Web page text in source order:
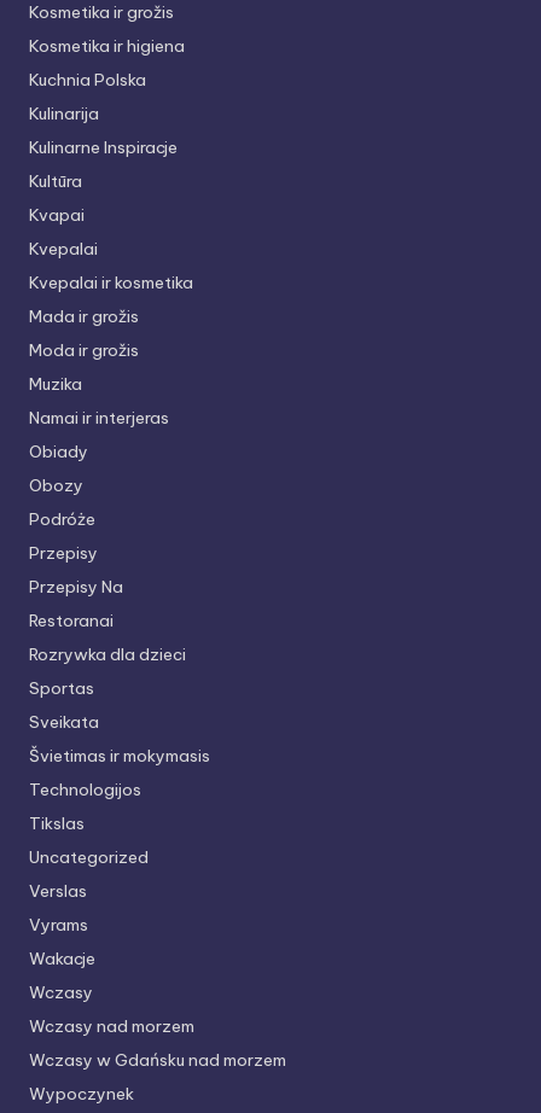
Kosmetika ir grožis
Kosmetika ir higiena
Kuchnia Polska
Kulinarija
Kulinarne Inspiracje
Kultūra
Kvapai
Kvepalai
Kvepalai ir kosmetika
Mada ir grožis
Moda ir grožis
Muzika
Namai ir interjeras
Obiady
Obozy
Podróże
Przepisy
Przepisy Na
Restoranai
Rozrywka dla dzieci
Sportas
Sveikata
Švietimas ir mokymasis
Technologijos
Tikslas
Uncategorized
Verslas
Vyrams
Wakacje
Wczasy
Wczasy nad morzem
Wczasy w Gdańsku nad morzem
Wypoczynek